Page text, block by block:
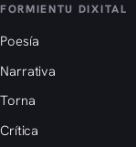
FORMIENTU DIXITAL
Poesía
Narrativa
Torna
Crítica